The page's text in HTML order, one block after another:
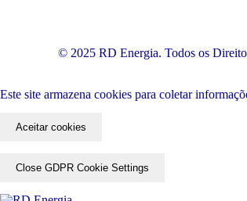
© 2025 RD Energia. Todos os
Este site armazena cookies para coletar
Aceitar cookies
Close GDPR Cookie Settings